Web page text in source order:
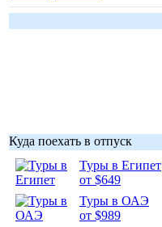
Куда поехать в отпуск
Туры в Египет
от $649
Туры в ОАЭ
от $989